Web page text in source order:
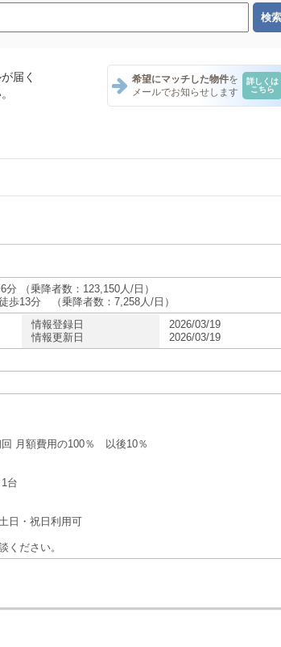
届く
希望にマッチした物件を
メールでお知らせします
詳しくは
こちら
（乗降者数：123,150人/日）
13分 （乗降者数：7,258人/日）
情報登録日
情報更新日
2026/03/19
2026/03/19
⽉額費⽤の100％ 以後10％
台
⽇・祝⽇利⽤可
ください。